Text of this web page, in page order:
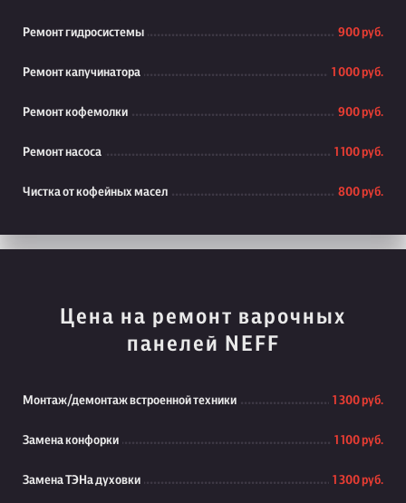
Ремонт гидросистемы 900 руб.
Ремонт капучинатора 1 000 руб.
Ремонт кофемолки 900 руб.
Ремонт насоса 1 100 руб.
Чистка от кофейных масел 800 руб.
Цена на ремонт варочных
панелей NEFF
Монтаж/демонтаж встроенной техники 1 300 руб.
Замена конфорки 1 100 руб.
Замена ТЭНа духовки 1 300 руб.